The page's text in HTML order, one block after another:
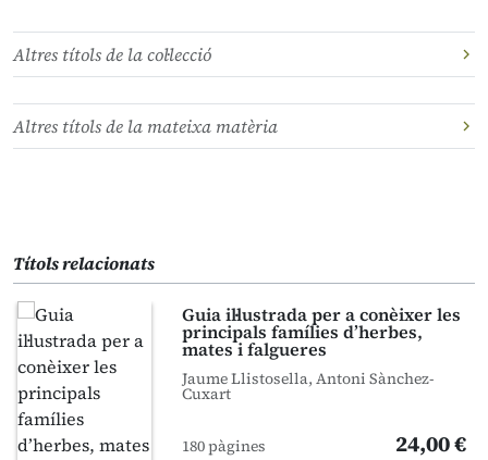
Altres títols de la col·lecció
Altres títols de la mateixa matèria
Títols relacionats
Guia il·lustrada per a conèixer les
principals famílies d’herbes,
mates i falgueres
Jaume Llistosella, Antoni Sànchez-
Cuxart
180 pàgines 24,00 €